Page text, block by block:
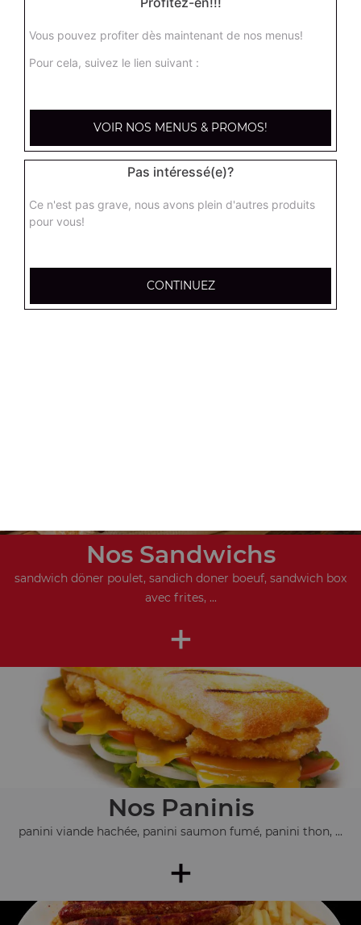
Nos Salades
+
Nos Tex Mex
Nos Sandwichs
sandwich döner poulet, sandich doner boeuf, sandwich box
avec frites, ...
+
Nos Paninis
panini viande hachée, panini saumon fumé, panini thon, ...
+
Vous pouvez profiter dès maintenant de nos menus!
Pour cela, suivez le lien suivant :
VOIR NOS MENUS & PROMOS!
Pas intéressé(e)?
Ce n'est pas grave, nous avons plein d'autres produits
pour vous!
CONTINUEZ